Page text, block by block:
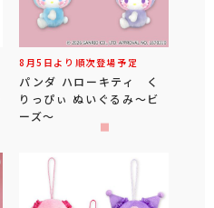
8月5日より順次登場予定
パンダ ハローキティ く
りっぴぃ ぬいぐるみ～ビ
ーズ～